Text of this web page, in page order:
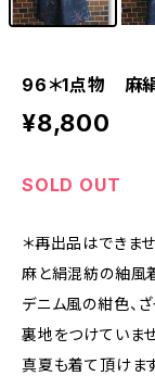
96＊1点物 麻絹
¥8,800
SOLD OUT
＊再出品はできま
麻と絹混紡の紬風
デニム風の紺色、
裏地をつけていま
真夏も着て頂けます